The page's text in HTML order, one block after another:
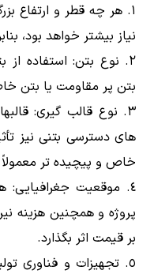
هر چه قطر و ارتفاع
نیاز بیشتر خواهد بود،
نوع بتن: استفاده از
بتن پر مقاومت یا بتن
نوع قالب گیری:
های دسترسی بتنی نیز
خاص و پیچیده تر معمولاً
موقعیت
پروژه و همچنین هزینه
بر قیمت اثر بگذارد.
تجهیزات و فناوری